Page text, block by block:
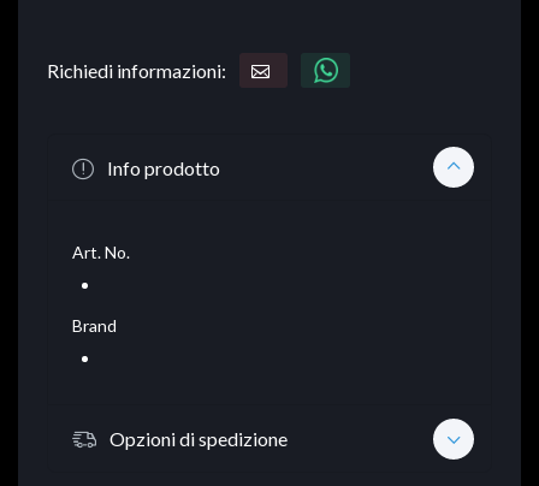
Richiedi informazioni:
Info prodotto
Art. No.
Brand
Opzioni di spedizione